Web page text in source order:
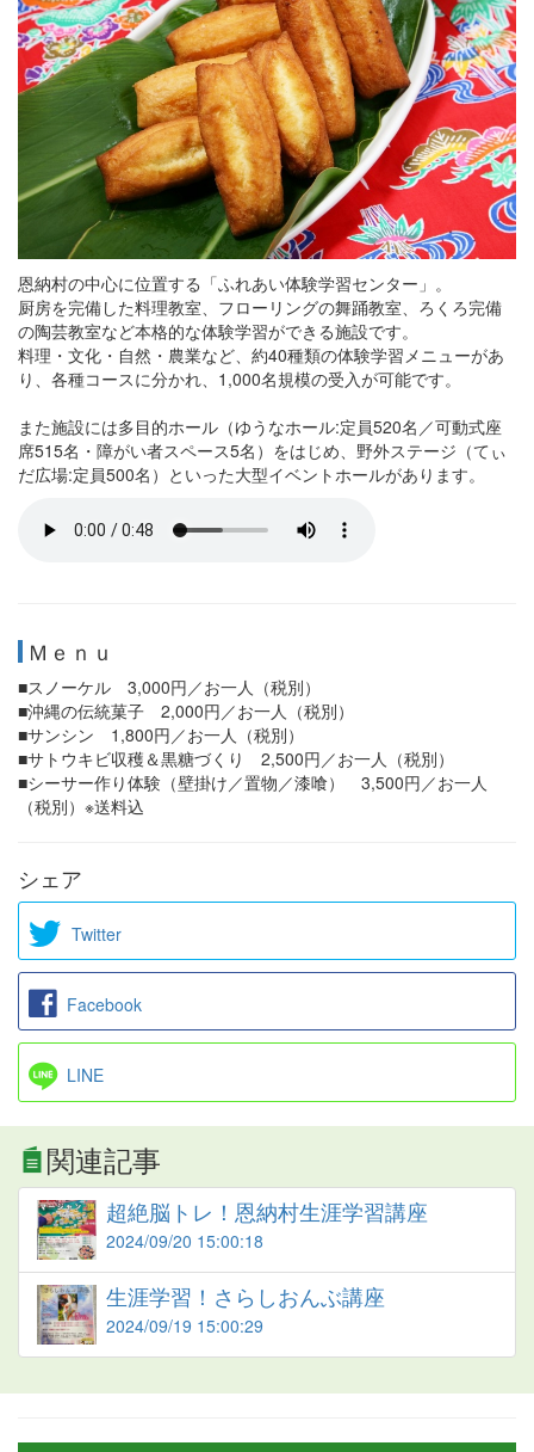
恩納村の中心に位置する「ふれあい体験学習センター」。
厨房を完備した料理教室、フローリングの舞踊教室、ろくろ完備
の陶芸教室など本格的な体験学習ができる施設です。
料理・文化・自然・農業など、約40種類の体験学習メニューがあ
り、各種コースに分かれ、1,000名規模の受入が可能です。
また施設には多目的ホール（ゆうなホール:定員520名／可動式座
席515名・障がい者スペース5名）をはじめ、野外ステージ（てぃ
だ広場:定員500名）といった大型イベントホールがあります。
Ｍｅｎｕ
■スノーケル 3,000円／お一人（税別）
■沖縄の伝統菓子 2,000円／お一人（税別）
■サンシン 1,800円／お一人（税別）
■サトウキビ収穫＆黒糖づくり 2,500円／お一人（税別）
■シーサー作り体験（壁掛け／置物／漆喰） 3,500円／お一人
（税別）※送料込
シェア
Twitter
Facebook
LINE
関連記事
超絶脳トレ！恩納村生涯学習講座
2024/09/20 15:00:18
生涯学習！さらしおんぶ講座
2024/09/19 15:00:29